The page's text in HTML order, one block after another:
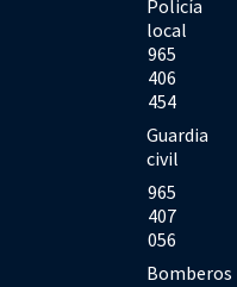
Policía
local
965
406
454
Guardia
civil
965
407
056
Bomberos